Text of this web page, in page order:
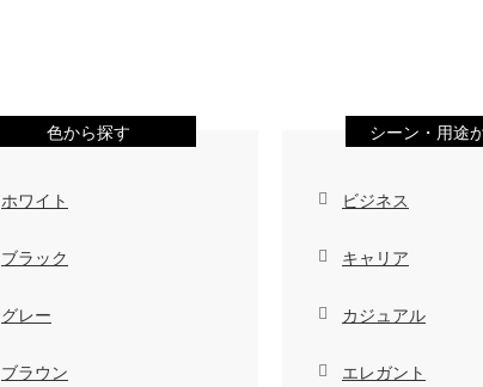
色から探す
ホワイト
ブラック
グレー
ブラウン
シーン・用途
ビジネス
キャリア
カジュアル
エレガント